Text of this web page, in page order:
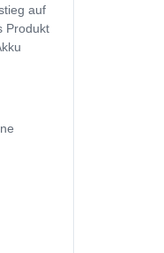
auf
Produkt